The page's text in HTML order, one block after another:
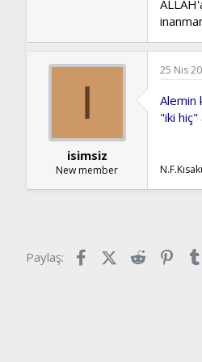
I
isimsiz
New member
25 Nis
Alemin
"iki hiç"
Paylaş: FacebookX (Twitter)
Reddit